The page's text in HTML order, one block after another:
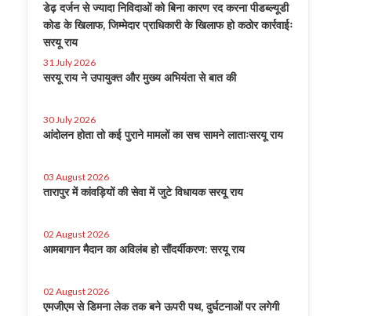
डेढ़ दर्जन से ज्यादा निविदाओं को बिना कारण रद करना पीडब्ल्यूडी
कोड के खिलाफ, जिम्मेदार प्राधिकारी के खिलाफ हो कठोर कार्रवाईः
सरयू राय
31 July 2026
सरयू राय ने उपायुक्त और मुख्य अभियंता से बात की
30 July 2026
आंदोलन होता तो कई पुराने मामलों का सच सामने लाताःसरयू राय
03 August 2026
तारापुर में कांवड़ियों की सेवा में जुटे विधायक सरयू राय
02 August 2026
आमबागान मैदान का अविलंब हो सौंदर्यीकरण: सरयू राय
02 August 2026
एमजीएम से डिमना लेक तक बने ऊपरी पथ, दुर्घटनाओं पर लगेगी